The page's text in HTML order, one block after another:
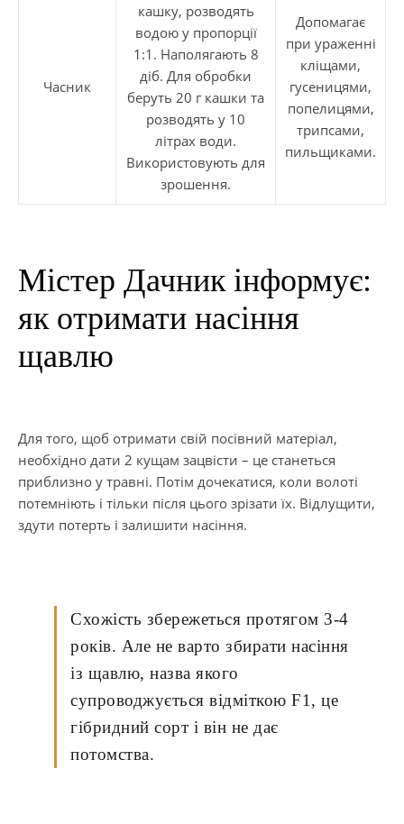
Часник
кашку, розводять
водою у пропорції
1:1. Наполягають 8
діб. Для обробки
беруть 20 г кашки та
розводять у 10
літрах води.
Використовують для
зрошення.
Допомагає
при ураженні
кліщами,
гусеницями,
попелицями,
трипсами,
пильщиками.
Містер Дачник інформує:
як отримати насіння
щавлю
Для того, щоб отримати свій посівний матеріал,
необхідно дати 2 кущам зацвісти – це станеться
приблизно у травні. Потім дочекатися, коли волоті
потемніють і тільки після цього зрізати їх. Відлущити,
здути потерть і залишити насіння.
Схожість збережеться протягом 3-4
років. Але не варто збирати насіння
із щавлю, назва якого
супроводжується відміткою F1, це
гібридний сорт і він не дає
потомства.